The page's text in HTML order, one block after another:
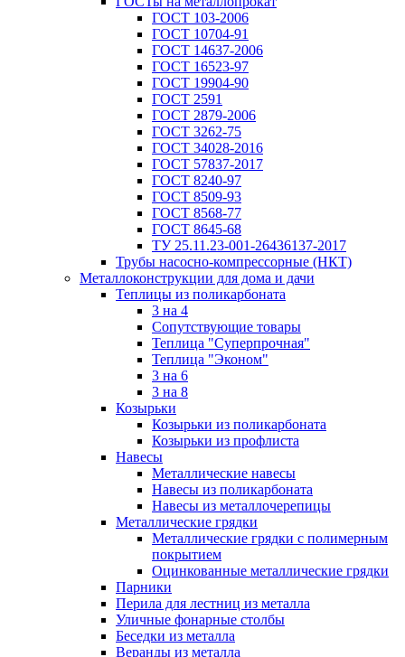
ГОСТ 103-2006
ГОСТ 10704-91
ГОСТ 14637-2006
ГОСТ 16523-97
ГОСТ 19904-90
ГОСТ 2591
ГОСТ 2879-2006
ГОСТ 3262-75
ГОСТ 34028-2016
ГОСТ 57837-2017
ГОСТ 8240-97
ГОСТ 8509-93
ГОСТ 8568-77
ГОСТ 8645-68
ТУ 25.11.23-001-26436137-2017
Трубы насосно-компрессорные (НКТ)
Металлоконструкции для дома и дачи
Теплицы из поликарбоната
3 на 4
Сопутствующие товары
Теплица "Суперпрочная"
Теплица "Эконом"
3 на 6
3 на 8
Козырьки
Козырьки из поликарбоната
Козырьки из профлиста
Навесы
Металлические навесы
Навесы из поликарбоната
Навесы из металлочерепицы
Металлические грядки
Металлические грядки с полимерным
покрытием
Оцинкованные металлические грядки
Парники
Перила для лестниц из металла
Уличные фонарные столбы
Беседки из металла
Веранды из металла